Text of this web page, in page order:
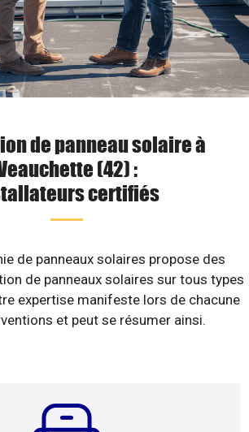
de panneau solaire à
(42) :
certifiés
de panneaux solaires propose des
de panneaux solaires sur tous types
expertise manifeste lors de chacune
et peut se résumer ainsi.